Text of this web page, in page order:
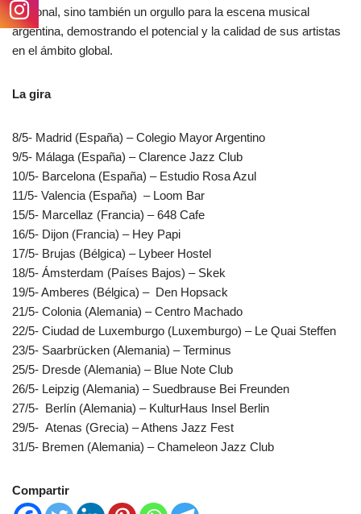
personal, sino también un orgullo para la escena musical
argentina, demostrando el potencial y la calidad de sus artistas
en el ámbito global.
La gira
8/5- Madrid (España) – Colegio Mayor Argentino
9/5- Málaga (España) – Clarence Jazz Club
10/5- Barcelona (España) – Estudio Rosa Azul
11/5- Valencia (España) – Loom Bar
15/5- Marcellaz (Francia) – 648 Cafe
16/5- Dijon (Francia) – Hey Papi
17/5- Brujas (Bélgica) – Lybeer Hostel
18/5- Ámsterdam (Países Bajos) – Skek
19/5- Amberes (Bélgica) – Den Hopsack
21/5- Colonia (Alemania) – Centro Machado
22/5- Ciudad de Luxemburgo (Luxemburgo) – Le Quai Steffen
23/5- Saarbrücken (Alemania) – Terminus
25/5- Dresde (Alemania) – Blue Note Club
26/5- Leipzig (Alemania) – Suedbrause Bei Freunden
27/5- Berlín (Alemania) – KulturHaus Insel Berlin
29/5- Atenas (Grecia) – Athens Jazz Fest
31/5- Bremen (Alemania) – Chameleon Jazz Club
Compartir